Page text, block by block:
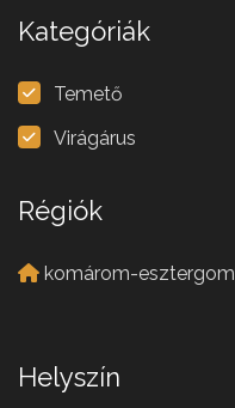
Kategóriák
Temető
Virágárus
Régiók
komárom-esztergom
Helyszín